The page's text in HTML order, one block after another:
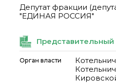
Депутат фракции
"ЕДИНАЯ РОССИЯ"
Орган власти